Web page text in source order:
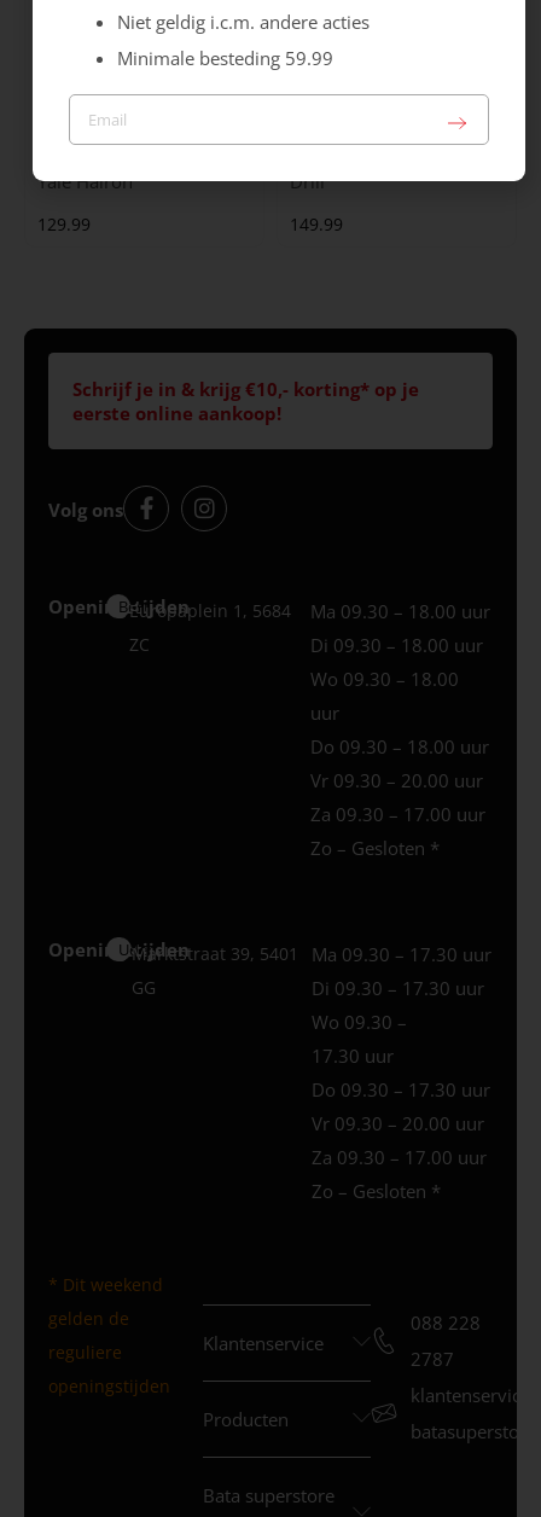
Maruti
Yale Hairon
129.99
Gabor
Drill
149.99
Schrijf je in & krijg €10,- korting* op je
eerste online aankoop!
Volg ons
Openingstijden
Best
Europaplein 1, 5684
ZC
Ma 09.30 – 18.00 uur
Di 09.30 – 18.00 uur
Wo 09.30 – 18.00
uur
Do 09.30 – 18.00 uur
Vr 09.30 – 20.00 uur
Za 09.30 – 17.00 uur
Zo – Gesloten *
Openingstijden
Uden
Marktstraat 39, 5401
GG
Ma 09.30 – 17.30 uur
Di 09.30 – 17.30 uur
Wo 09.30 –
17.30 uur
Do 09.30 – 17.30 uur
Vr 09.30 – 20.00 uur
Za 09.30 – 17.00 uur
Zo – Gesloten *
* Dit weekend
gelden de
reguliere
openingstijden
Klantenservice
Producten
Bata superstore
088 228
2787
Niet geldig i.c.m. andere acties
Minimale besteding 59.99